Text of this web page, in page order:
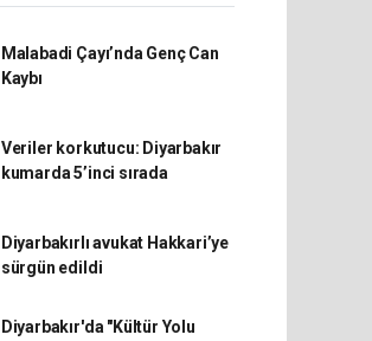
Malabadi Çayı’nda Genç Can
Kaybı
Veriler korkutucu: Diyarbakır
kumarda 5’inci sırada
Diyarbakırlı avukat Hakkari’ye
sürgün edildi
Diyarbakır'da "Kültür Yolu